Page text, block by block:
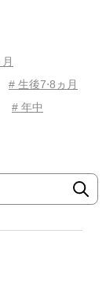
# 生後7⋅8ヵ月
# 年中